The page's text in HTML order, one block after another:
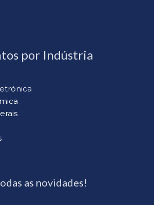
por Indústria
as novidades!